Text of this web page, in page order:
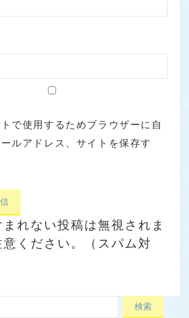
で使用するためブラウザーに自
ルアドレス、サイトを保存す
まれない投稿は無視されま
ください。（スパム対